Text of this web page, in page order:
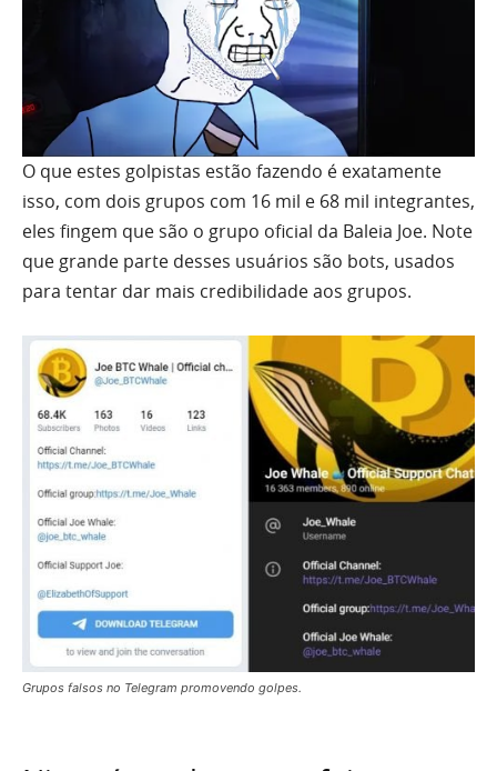
O que estes golpistas estão fazendo é exatamente
isso, com dois grupos com 16 mil e 68 mil integrantes,
eles fingem que são o grupo oficial da Baleia Joe. Note
que grande parte desses usuários são bots, usados
para tentar dar mais credibilidade aos grupos.
Grupos falsos no Telegram promovendo golpes.